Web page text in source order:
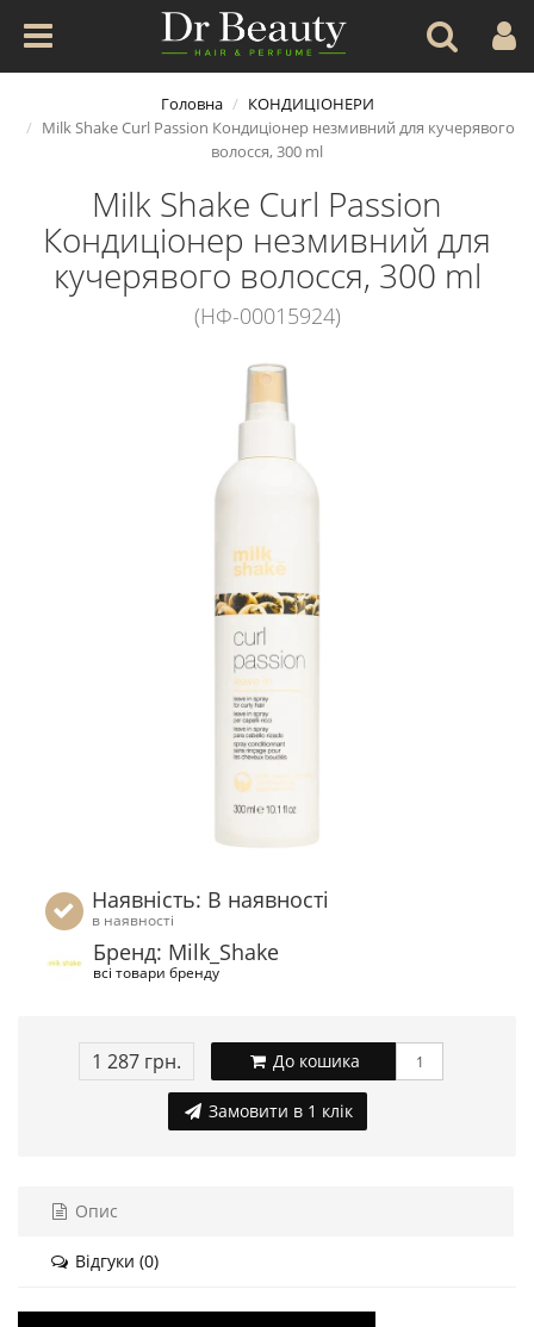
Головна
КОНДИЦІОНЕРИ
Milk Shake Curl Passion Кондиціонер незмивний для кучерявого
волосся, 300 ml
Milk Shake Curl Passion
Кондиціонер незмивний для
кучерявого волосся, 300 ml
(НФ-00015924)
Наявність: В наявності
в наявності
Бренд: Milk_Shake
всі товари бренду
1 287 грн. До кошика
Замовити в 1 клік
Опис
Відгуки (0)